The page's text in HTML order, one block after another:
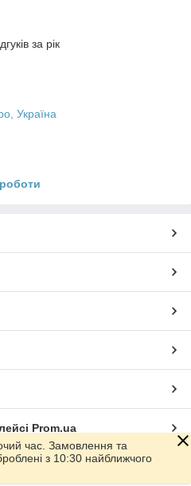
за рік
Україна
Prom.ua
час. Замовлення та
з 10:30 найближчого